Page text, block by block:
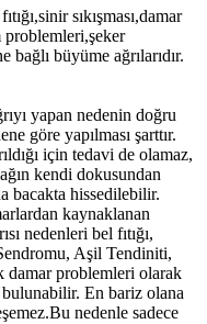
sıkışması,damar
problemleri,şeker
büyüme ağrılarıdır.
yapan nedenin doğru
göre yapılması şarttır.
için tedavi de olamaz,
kendi dokusundan
bacakta hissedilebilir.
kaynaklanan
nedenleri bel fıtığı,
Aşil Tendiniti,
damar problemleri olarak
bulunabilir. En bariz olana
nedenle sadece